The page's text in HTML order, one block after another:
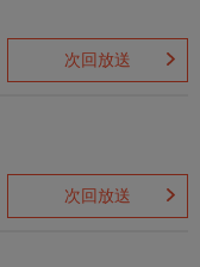
次回放送
次回放送